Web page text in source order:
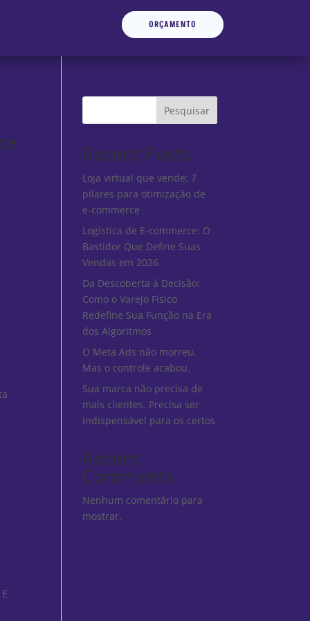
ORÇAMENTO
Pesquisar
Recent Posts
Loja virtual que vende: 7
pilares para otimização de
e-commerce
Logística de E-commerce: O
Bastidor Que Define Suas
Vendas em 2026
Da Descoberta à Decisão:
Como o Varejo Físico
Redefine Sua Função na Era
dos Algoritmos
O Meta Ads não morreu.
Mas o controle acabou.
Sua marca não precisa de
mais clientes. Precisa ser
indispensável para os certos
Recent
Comments
Nenhum comentário para
mostrar.